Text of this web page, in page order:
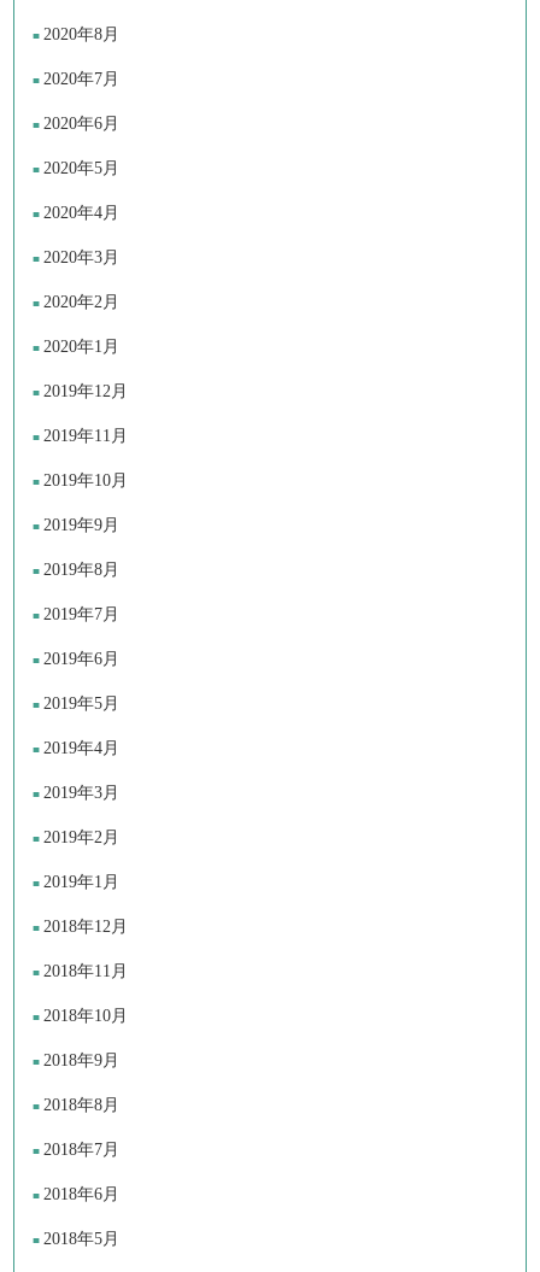
2020年8月
2020年7月
2020年6月
2020年5月
2020年4月
2020年3月
2020年2月
2020年1月
2019年12月
2019年11月
2019年10月
2019年9月
2019年8月
2019年7月
2019年6月
2019年5月
2019年4月
2019年3月
2019年2月
2019年1月
2018年12月
2018年11月
2018年10月
2018年9月
2018年8月
2018年7月
2018年6月
2018年5月